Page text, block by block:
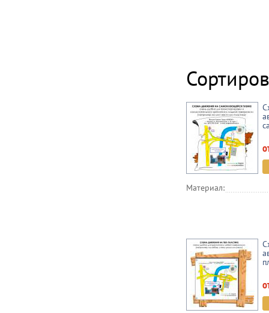
Материал: